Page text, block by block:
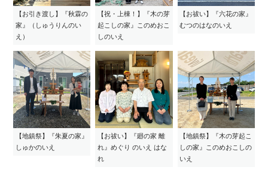
【お引き渡し】『秋霖の
家』（しゅうりんのい
え）
【祝・上棟！】『木の芽
起こしの家』このめおこ
しのいえ
【お祓い】『六花の家』
むつのはなのいえ
【地鎮祭】『朱夏の家』
しゅかのいえ
【お祓い】『廻の家 離
れ』めぐり のいえ はな
れ
【地鎮祭】『木の芽起こ
しの家』このめおこしの
いえ